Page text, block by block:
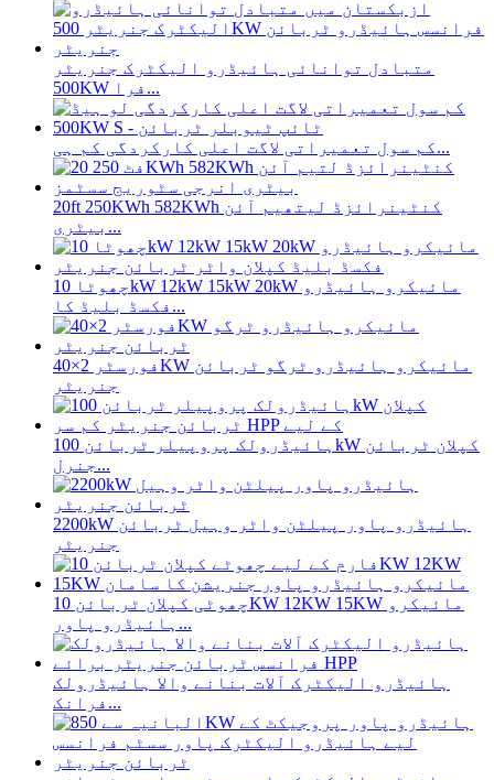
متبادل توانائی ہائیڈرو الیکٹرک جنریٹر
500KW فرا...
کم سول تعمیراتی لاگت اعلی کارکردگی کم ہی...
20ft 250KWh 582KWh کنٹینرائزڈ لیتھیم آئن
بیٹری...
چھوٹا 10kW 12kW 15kW 20kW مائیکرو ہائیڈرو
فکسڈ بلیڈ کا...
فورسٹر 2×40KW مائیکرو ہائیڈرو ٹرگو ٹربائن
جنریٹر
ہائیڈرولک پروپیلر ٹربائن 100kW کپلان ٹربائن
جنرل...
2200kW ہائیڈرو پاور پیلٹن واٹر وہیل ٹربائن
جنریٹر
چھوٹی کپلان ٹربائن 10KW 12KW 15KW مائیکرو
ہائیڈرو پاور...
ہائیڈرو الیکٹرک آلات بنانے والا ہائیڈرولک
فرانک...